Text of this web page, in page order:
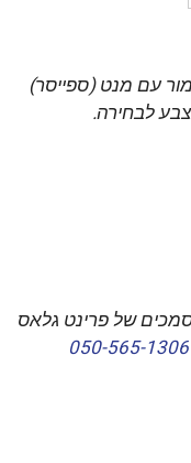
עם מנט (ספייסר)
לבחירה.
של פרינט גלאס
050-565-1306